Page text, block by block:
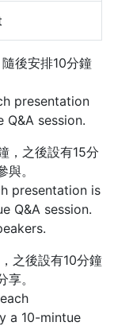
後安排10分鐘
presentation
session.
，之後設有15分
。
presentation is
Q&A session.
之後設有10分鐘
。
a 10-mintue